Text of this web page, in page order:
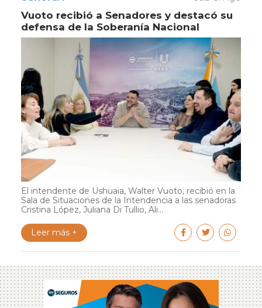
Vuoto recibió a Senadores y destacó su
defensa de la Soberanía Nacional
El intendente de Ushuaia, Walter Vuoto, recibió en la
Sala de Situaciones de la Intendencia a las senadoras
Cristina López, Juliana Di Tullio, Ali...
Leer más +